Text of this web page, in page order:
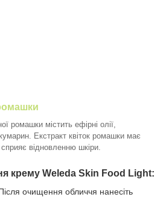
ромашки містить ефірні олії,
Екстракт квіток ромашки має
відновленню шкіри.
крему Weleda Skin Food Light:
очищення обличчя нанесіть